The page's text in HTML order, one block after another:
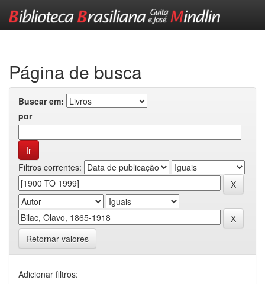
Página de busca
Buscar em:
por
Filtros correntes:
Retornar valores
Adicionar filtros: